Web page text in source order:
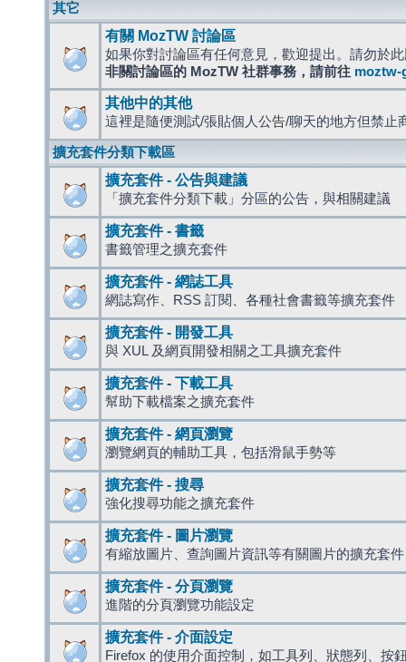
其它
有關 MozTW 討論區
如果你對討論區有任何意見，歡迎提出。請勿於
非關討論區的 MozTW 社群事務，請前往 moztw-
其他中的其他
這裡是隨便測試/張貼個人公告/聊天的地方但禁止
擴充套件分類下載區
擴充套件 - 公告與建議
「擴充套件分類下載」分區的公告，與相關建議
擴充套件 - 書籤
書籤管理之擴充套件
擴充套件 - 網誌工具
網誌寫作、RSS 訂閱、各種社會書籤等擴充套件
擴充套件 - 開發工具
與 XUL 及網頁開發相關之工具擴充套件
擴充套件 - 下載工具
幫助下載檔案之擴充套件
擴充套件 - 網頁瀏覽
瀏覽網頁的輔助工具，包括滑鼠手勢等
擴充套件 - 搜尋
強化搜尋功能之擴充套件
擴充套件 - 圖片瀏覽
有縮放圖片、查詢圖片資訊等有關圖片的擴充套件
擴充套件 - 分頁瀏覽
進階的分頁瀏覽功能設定
擴充套件 - 介面設定
Firefox 的使用介面控制，如工具列、狀態列、按